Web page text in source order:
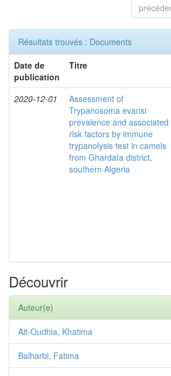
Résultats trouvés : Documents
Date de
publication
Titre
2020-12-01
Assessment of
Trypanosoma evansi
prevalence and associated
risk factors by immune
trypanolysis test in camels
from Ghardaïa district,
southern Algeria
Découvrir
Auteur(e)
Ait-Oudhia, Khatima
Balharbi, Fatima